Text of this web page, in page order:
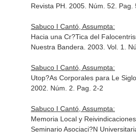
Revista PH . 2005. Núm. 52. Pag.
Sabuco I Cantó, Assumpta:
Hacia una Cr?Tica del
Nuestra Bandera . 2003. Vol. 1.
Sabuco I Cantó, Assumpta:
Utop?As Corporales para Le Siglo
2002. Núm. 2. Pag. 2-2
Sabuco I Cantó, Assumpta:
Memoria Local y
Seminario Asociaci?N